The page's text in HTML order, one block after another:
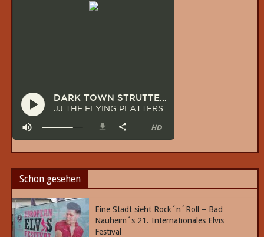
Schon gesehen
Eine Stadt sieht Rock´n´Roll – Bad
Nauheim´s 21. Internationales Elvis
Festival